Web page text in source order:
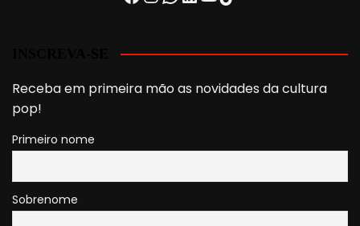
Receba em primeira mão as novidades da cultura
pop!
Primeiro nome
Sobrenome